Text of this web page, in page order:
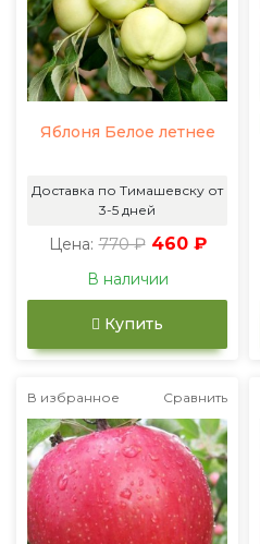
Яблоня Белое летнее
Доставка по Тимашевску от
3-5 дней
Цена: 770 ₽ 460 ₽
В наличии
Купить
В избранное Сравнить